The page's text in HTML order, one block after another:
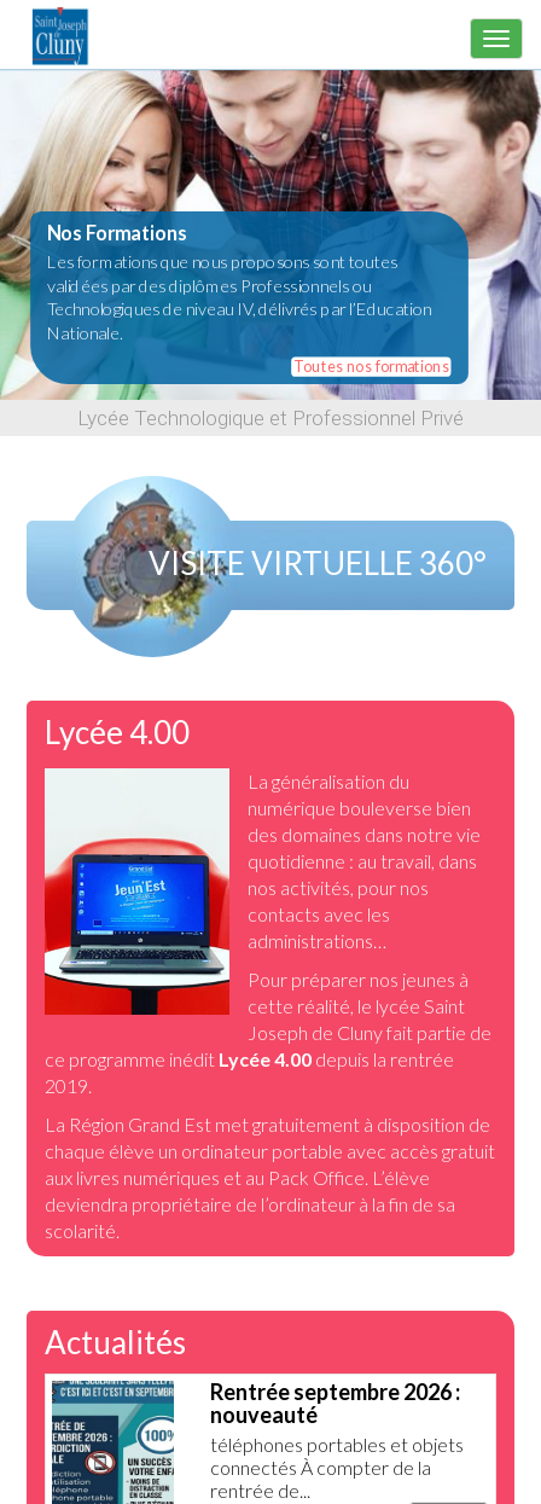
Nos Formations
Les formations que nous proposons sont toutes
validées par des diplômes Professionnels ou
Technologiques de niveau IV, délivrés par l’Education
Nationale.
Toutes nos formations
Lycée Technologique et Professionnel Privé
VISITE VIRTUELLE 360°
Lycée 4.00
La généralisation du
numérique bouleverse bien
des domaines dans notre vie
quotidienne : au travail, dans
nos activités, pour nos
contacts avec les
administrations…
Pour préparer nos jeunes à
cette réalité, le lycée Saint
Joseph de Cluny fait partie de
ce programme inédit Lycée 4.00 depuis la rentrée
2019.
La Région Grand Est met gratuitement à disposition de
chaque élève un ordinateur portable avec accès gratuit
aux livres numériques et au Pack Office. L’élève
deviendra propriétaire de l’ordinateur à la fin de sa
scolarité.
Actualités
Rentrée septembre 2026 :
nouveauté
téléphones portables et objets
connectés À compter de la
rentrée de...
Panneau de gestion des cookies